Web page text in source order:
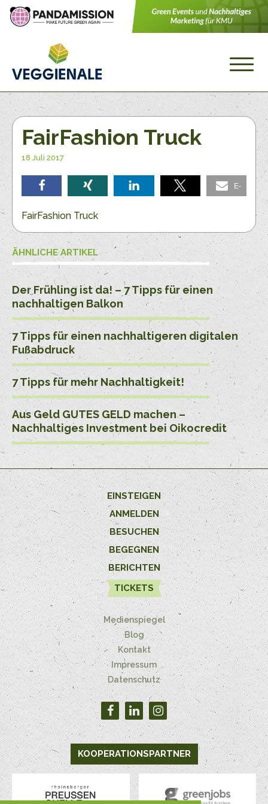
FairFashion Truck
18 Juli 2017
teilen teilen
E-
FairFashion Truck
ÄHNLICHE ARTIKEL
Der Frühling ist da! – 7 Tipps für einen
nachhaltigen Balkon
7 Tipps für einen nachhaltigeren digitalen
Fußabdruck
7 Tipps für mehr Nachhaltigkeit!
Aus Geld GUTES GELD machen –
Nachhaltiges Investment bei Oikocredit
EINSTEIGEN
ANMELDEN
BESUCHEN
BEGEGNEN
BERICHTEN
TICKETS
Medienspiegel
Blog
Kontakt
Impressum
Datenschutz
KOOPERATIONSPARTNER